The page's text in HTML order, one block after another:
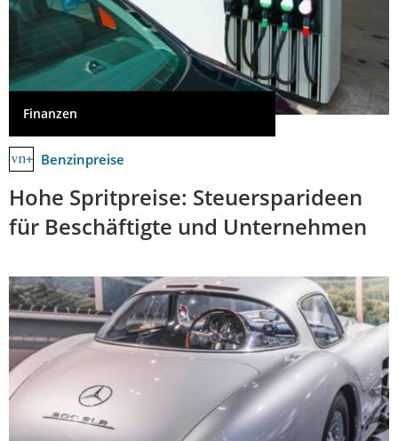
Finanzen
Benzinpreise
Hohe Spritpreise: Steuersparideen
für Beschäftigte und Unternehmen